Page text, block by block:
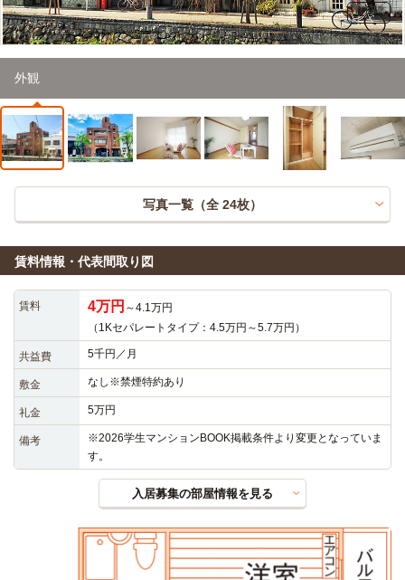
外観
1/24
写真一覧（全 24枚）
賃料情報・代表間取り図
賃料 4万円 ～4.1万円
（1Kセパレートタイプ：4.5万円～5.7万円）
共益費 5千円／月
敷金 なし※禁煙特約あり
礼金 5万円
備考
※2026学生マンションBOOK掲載条件より変更となっていま
す。
入居募集の部屋情報を見る